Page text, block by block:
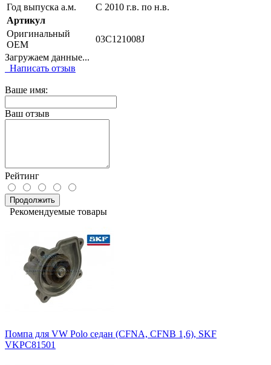
Год выпуска а.м.
С 2010 г.в. по н.в.
Артикул
Оригинальный
OEM
03C121008J
Загружаем данные...
Написать отзыв
Ваше имя:
Ваш отзыв
Рейтинг
Продолжить
Рекомендуемые товары
Помпа для VW Polo седан (CFNA, CFNB 1,6), SKF
VKPC81501